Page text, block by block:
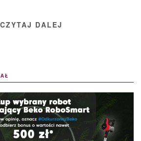
CZYTAJ DALEJ